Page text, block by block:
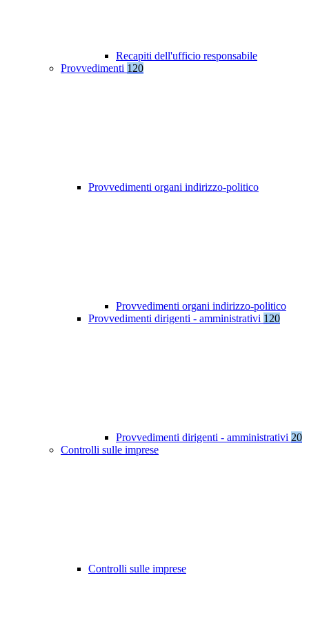
Recapiti dell'ufficio responsabile
Provvedimenti 120
Provvedimenti organi indirizzo-politico
Provvedimenti organi indirizzo-politico
Provvedimenti dirigenti - amministrativi 120
Provvedimenti dirigenti - amministrativi 20
Controlli sulle imprese
Controlli sulle imprese